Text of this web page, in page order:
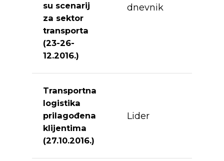
su scenarij
za sektor
transporta
(23-26-
12.2016.)
dnevnik
Transportna
logistika
prilagođena
klijentima
(27.10.2016.)
Lider